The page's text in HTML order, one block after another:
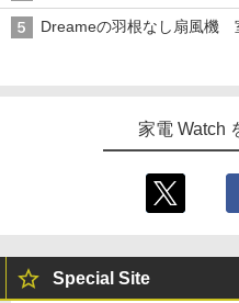
Dreameの羽根なし扇風機
家電 Watch
Special Site